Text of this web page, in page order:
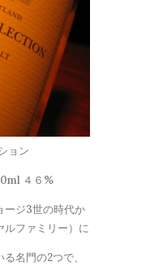
ョン
４６%
ージ3世の時代か
ルファミリー）に
名門の2つで、